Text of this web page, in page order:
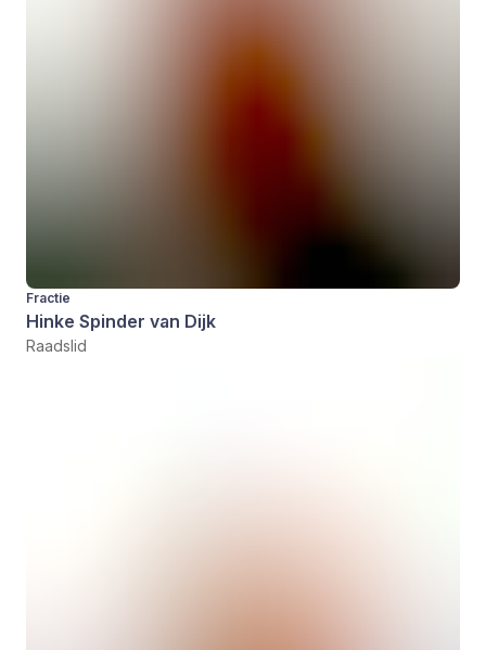
Fractie
Hinke Spinder van Dijk
Raadslid